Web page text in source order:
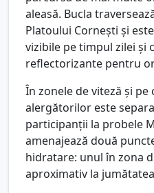
aleasă. Bucla
Platoului Cornești și
vizibile pe timpul zilei și
reflectorizante pentru
În zonele de viteză și
alergătorilor este
participanții la probele
amenajează două
hidratare: unul în zona
aproximativ la